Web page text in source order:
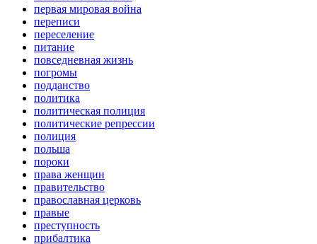
первая мировая война
переписи
переселение
питание
повседневная жизнь
погромы
подданство
политика
политическая полиция
политические репрессии
полиция
польша
пороки
права женщин
правительство
православная церковь
правые
преступность
прибалтика